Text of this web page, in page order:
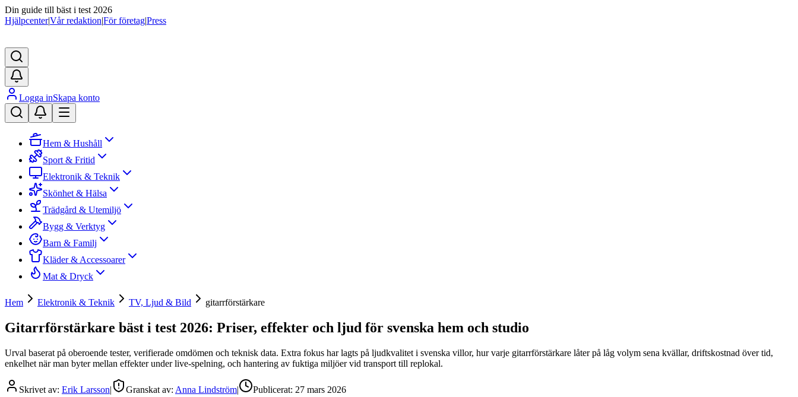
Din guide till bäst i test 2026
Hjälpcenter|Vår redaktion|För företag|Press
Logga inSkapa konto
Hem & Hushåll
Sport & Fritid
Elektronik & Teknik
Skönhet & Hälsa
Trädgård & Utemiljö
Bygg & Verktyg
Barn & Familj
Kläder & Accessoarer
Mat & Dryck
Hem Elektronik & Teknik TV, Ljud & Bild gitarrförstärkare
Gitarrförstärkare bäst i test 2026: Priser, effekter och ljud för svenska hem och studio
Urval baserat på oberoende tester, verifierade omdömen och teknisk data. Extra fokus har lagts på ljudkvalitet i svenska villor, hur varje gitarrförstärkare låter på låg volym sena kvällar, driftskostnad över tid,
enkelhet när man byter mellan effekter under live-spelning, och hantering av fuktiga miljöer vid transport till replokal.
Skrivet av: Erik Larsson| Granskat av: Anna Lindström| Publicerat: 27 mars 2026